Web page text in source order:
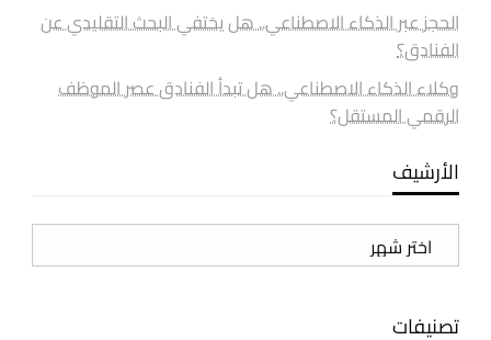
الحجز عبر الذكاء الاصطناعي.. هل يختفي البحث التقليدي عن
الفنادق؟
وكلاء الذكاء الاصطناعي.. هل تبدأ الفنادق عصر الموظف
الرقمي المستقل؟
الأرشيف
الأرشيف
تصنيفات